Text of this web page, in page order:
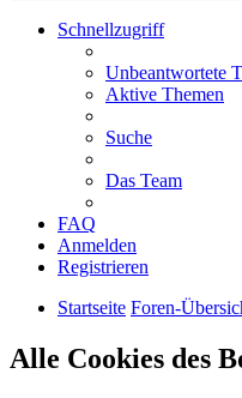
Schnellzugriff
Unbeantwortete
Aktive Themen
Suche
Das Team
FAQ
Anmelden
Registrieren
Startseite Foren-
Alle Cookies des